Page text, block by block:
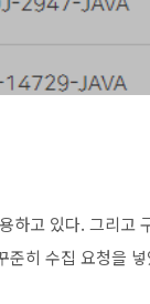
하고 있다. 그리고
히 수집 요청을